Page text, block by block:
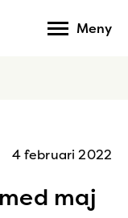
Meny
4 februari 2022
maj